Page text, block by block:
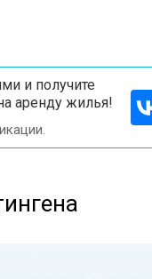
и получите
аренду жилья!